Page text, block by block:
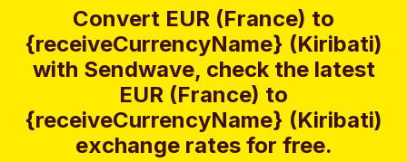
Convert EUR (France) to
{receiveCurrencyName} (Kiribati)
with Sendwave, check the latest
EUR (France) to
{receiveCurrencyName} (Kiribati)
exchange rates for free.